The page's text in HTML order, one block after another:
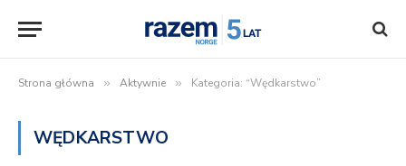
Strona główna » Aktywnie » Kategoria: “Wędkarstwo”
WĘDKARSTWO